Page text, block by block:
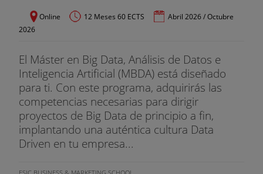
Online 12 Meses 60 ECTS
Abril 2026 / Octubre
2026
El Máster en Big Data, Análisis de Datos e
Inteligencia Artificial (MBDA) está diseñado
para ti. Con este programa, adquirirás las
competencias necesarias para dirigir
proyectos de Big Data de principio a fin,
implantando una auténtica cultura Data
Driven en tu empresa...